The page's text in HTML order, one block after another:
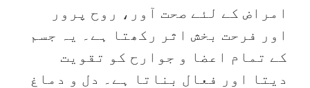
امراض کے لئے صحت آور، روح پرور
اور فرحت بخش اثر رکھتا ہے۔ یہ جسم
کے تمام اعضا و جوارح کو تقویت
دیتا اور فعال بناتا ہے۔ دل و دماغ